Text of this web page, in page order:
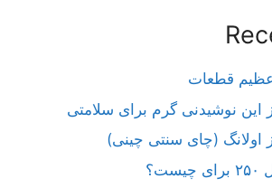
قطعات
نوشیدنی گرم برای سلامتی
(چای سنتی چینی)